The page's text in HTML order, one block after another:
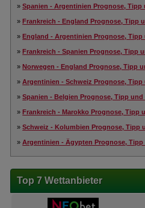
»Spanien - Argentinien Prognose, Tipp
»Frankreich - England Prognose, Tipp
»England - Argentinien Prognose, Tipp
»Frankreich - Spanien Prognose, Tipp
»Norwegen - England Prognose, Tipp
»Argentinien - Schweiz Prognose, Tipp
»Spanien - Belgien Prognose, Tipp und
»Frankreich - Marokko Prognose, Tipp
»Schweiz - Kolumbien Prognose, Tipp
»Argentinien - Ägypten Prognose, Tipp
Top 7 Wettanbieter